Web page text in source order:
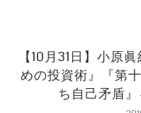
【10月31日】小原
めの投資術』『第
ち自己矛盾』